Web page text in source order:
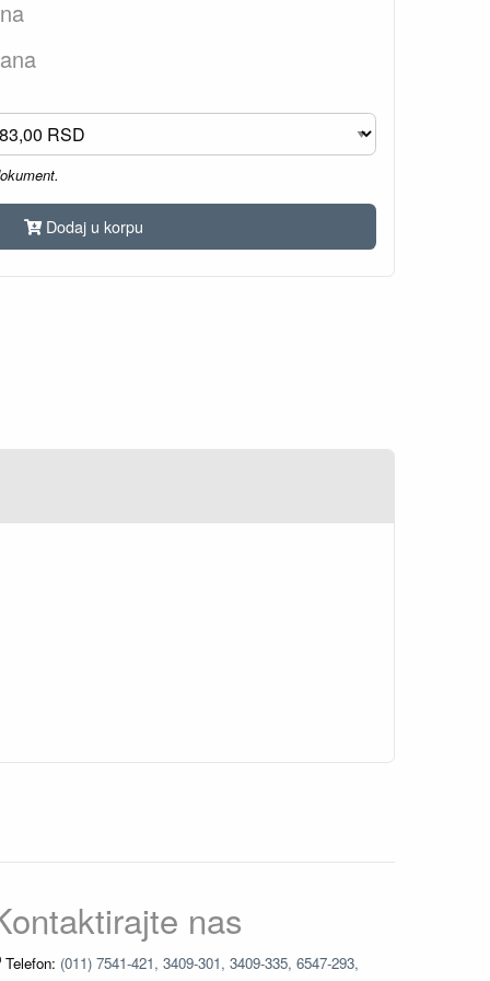
Dodaj u korpu
nas
Telefon: (011) 7541-421, 3409-301, 3409-335, 6547-293,